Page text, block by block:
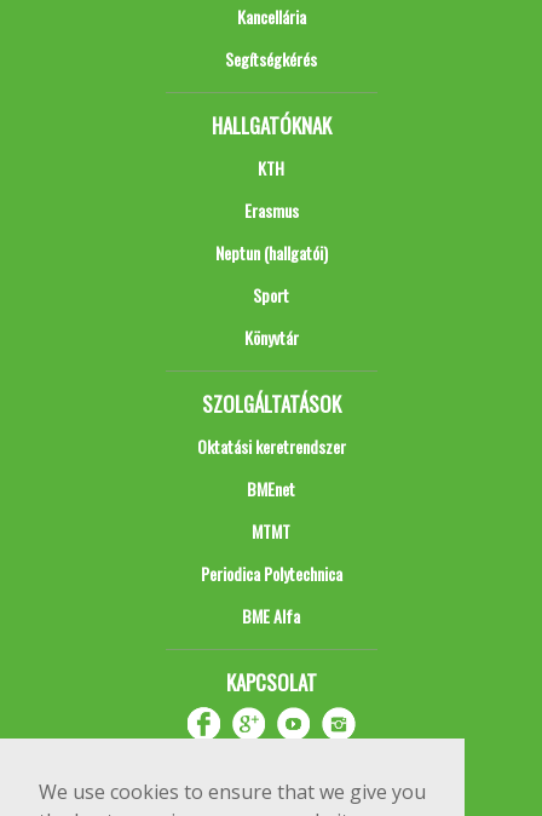
We use cookies to ensure that we give you
Kancellária
Segítségkérés
HALLGATÓKNAK
KTH
Erasmus
Neptun (hallgatói)
Sport
Könyvtár
SZOLGÁLTATÁSOK
Oktatási keretrendszer
BMEnet
MTMT
Periodica Polytechnica
BME Alfa
KAPCSOLAT